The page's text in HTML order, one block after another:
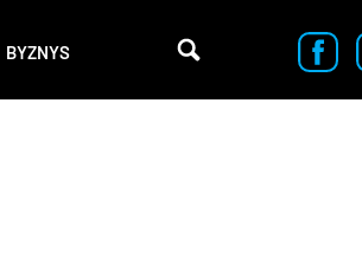
BYZNYS